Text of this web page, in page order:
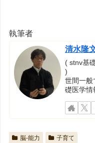
執筆者
清水隆
( stnv基
)
世間一般
礎医学情
脳-能力 子育て